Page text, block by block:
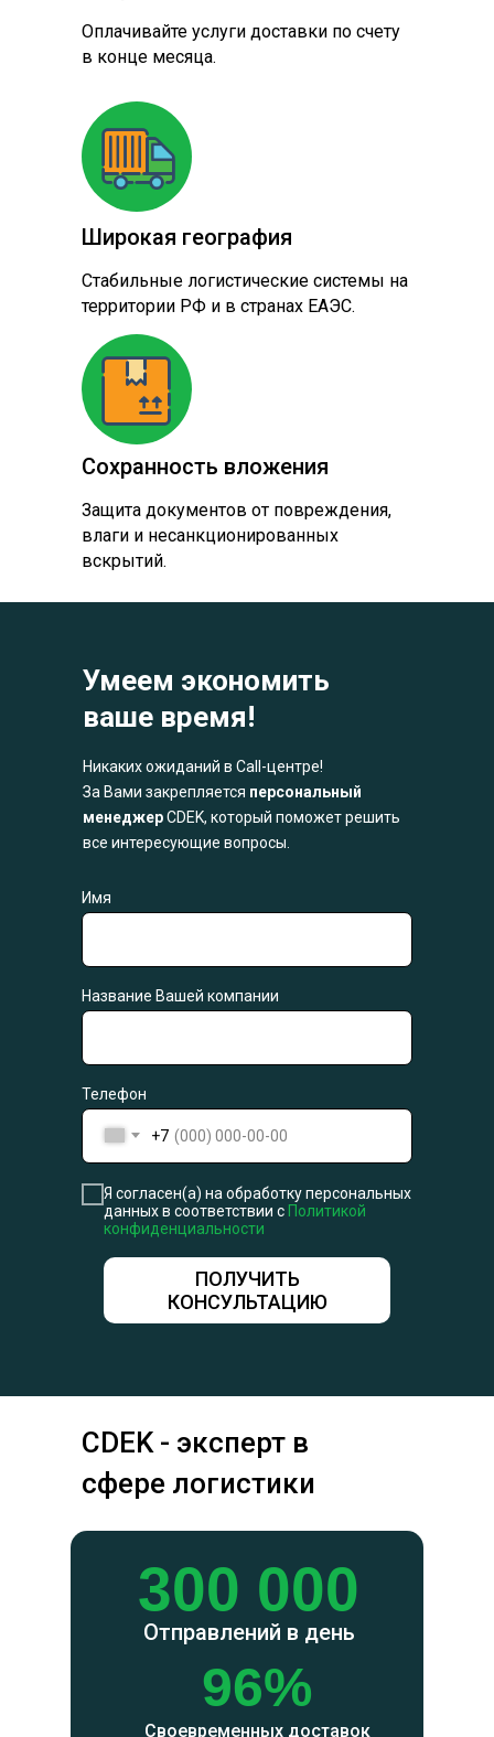
Оплачивайте услуги доставки по счету
в конце месяца.
Защита документов от повреждения,
влаги и несанкционированных
вскрытий.
Сохранность вложения
Стабильные логистические системы на
территории РФ и в странах ЕАЭС.
Широкая география
Умеем экономить
ваше время!
Никаких ожиданий в Call-центре!
За Вами закрепляется персональный
менеджерCDEK, который поможет решить
все интересующие вопросы.
Имя
Название Вашей компании
Телефон
+7
Я согласен(а) на обработку персональных
данных в соответствии с Политикой
конфиденциальности
ПОЛУЧИТЬ
КОНСУЛЬТАЦИЮ
CDEK - эксперт в
сфере логистики
300 000
Отправлений в день
96%
Своевременных доставок